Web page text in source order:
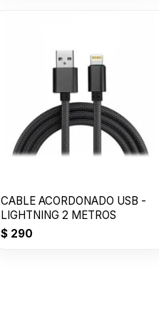
CABLE ACORDONADO USB -
LIGHTNING 2 METROS
$290